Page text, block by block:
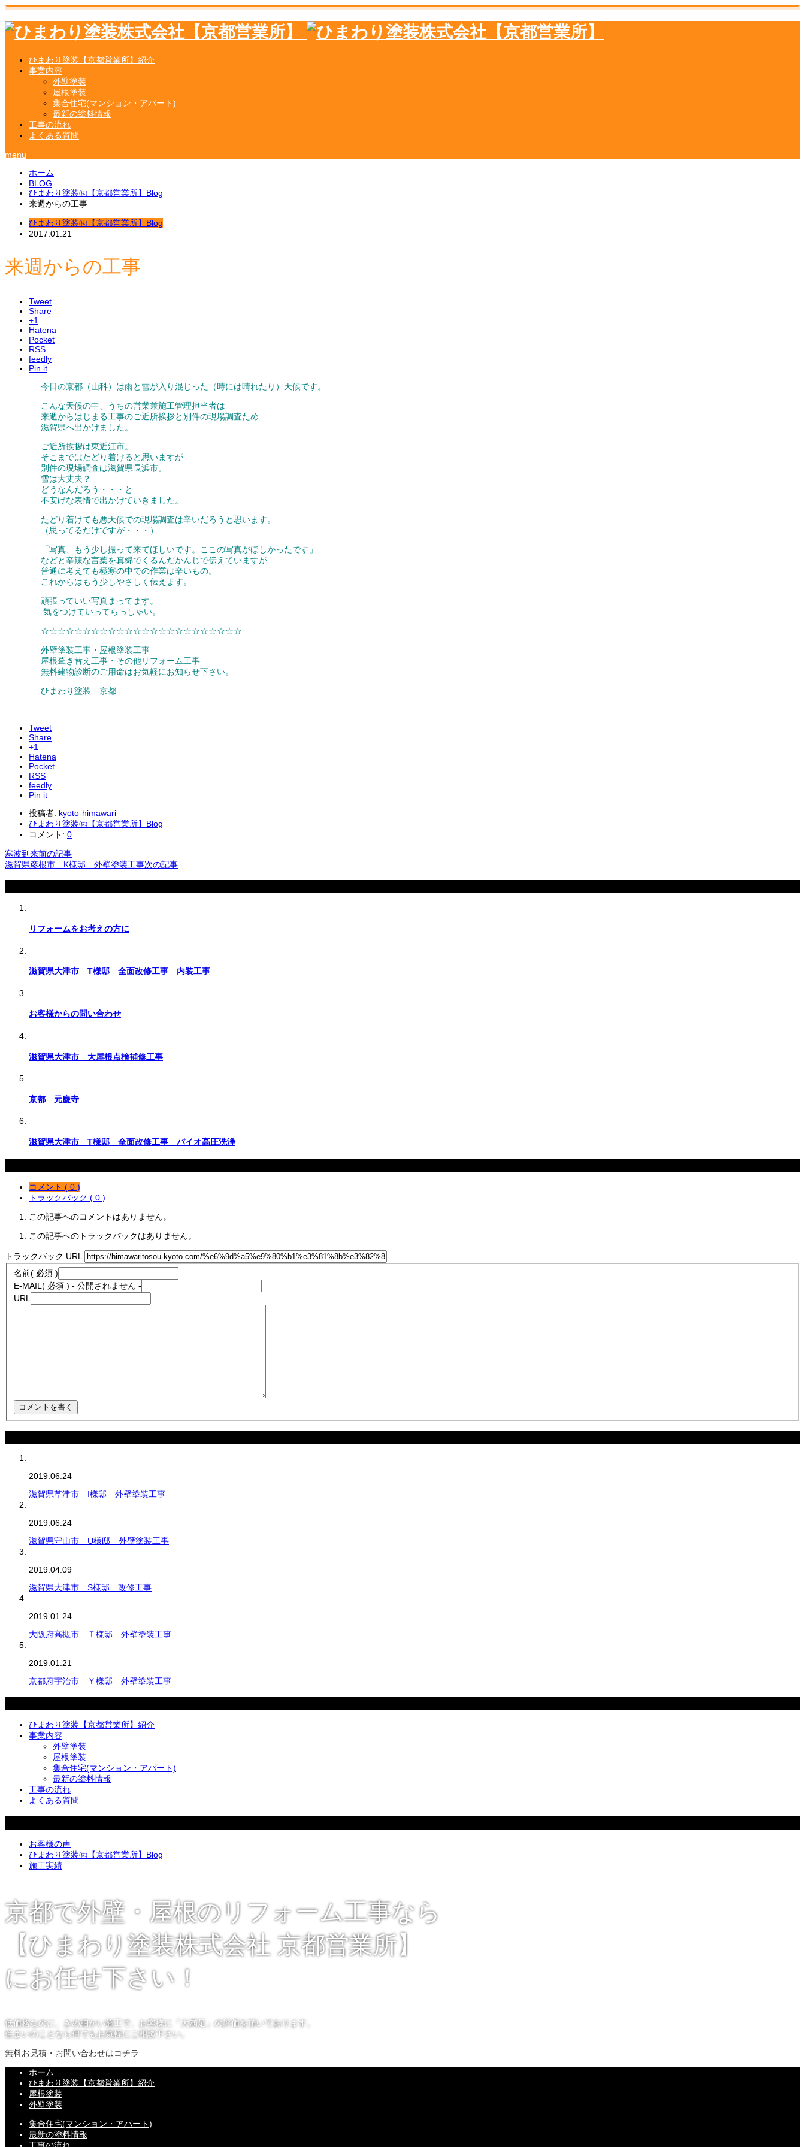
ひまわり塗装【京都営業所】紹介
事業内容
外壁塗装
屋根塗装
集合住宅(マンション・アパート)
最新の塗料情報
工事の流れ
よくある質問
menu
ホーム
BLOG
ひまわり塗装㈱【京都営業所】Blog
来週からの工事
ひまわり塗装㈱【京都営業所】Blog
2017.01.21
来週からの工事
Tweet
Share
+1
Hatena
Pocket
RSS
feedly
Pin it
今日の京都（山科）は雨と雪が入り混じった（時には晴れたり）天候です。
こんな天候の中、うちの営業兼施工管理担当者は
来週からはじまる工事のご近所挨拶と別件の現場調査ため
滋賀県へ出かけました。
ご近所挨拶は東近江市。
そこまではたどり着けると思いますが
別件の現場調査は滋賀県長浜市。
雪は大丈夫？
どうなんだろう・・・と
不安げな表情で出かけていきました。
たどり着けても悪天候での現場調査は辛いだろうと思います。
（思ってるだけですが・・・）
「写真、もう少し撮って来てほしいです。ここの写真がほしかったです」
などと辛辣な言葉を真綿でくるんだかんじで伝えていますが
普通に考えても極寒の中での作業は辛いもの。
これからはもう少しやさしく伝えます。
頑張っていい写真まってます。
気をつけていってらっしゃい。
☆☆☆☆☆☆☆☆☆☆☆☆☆☆☆☆☆☆☆☆☆☆☆☆
外壁塗装工事・屋根塗装工事
屋根葺き替え工事・その他リフォーム工事
無料建物診断のご用命はお気軽にお知らせ下さい。
ひまわり塗装 京都
Tweet
Share
+1
Hatena
Pocket
RSS
feedly
Pin it
投稿者: kyoto-himawari
ひまわり塗装㈱【京都営業所】Blog
コメント: 0
寒波到来前の記事
滋賀県彦根市 K様邸 外壁塗装工事次の記事
リフォームをお考えの方に
滋賀県大津市 T様邸 全面改修工事 内装工事
お客様からの問い合わせ
滋賀県大津市 大屋根点検補修工事
京都 元慶寺
滋賀県大津市 T様邸 全面改修工事 バイオ高圧洗浄
コメント ( 0 )
トラックバック ( 0 )
この記事へのコメントはありません。
この記事へのトラックバックはありません。
トラックバック URL
名前( 必須 )
E-MAIL ( 必須 ) - 公開されません -
URL
2019.06.24
滋賀県草津市 I様邸 外壁塗装工事
2019.06.24
滋賀県守山市 U様邸 外壁塗装工事
2019.04.09
滋賀県大津市 S様邸 改修工事
2019.01.24
大阪府高槻市 Ｔ様邸 外壁塗装工事
2019.01.21
京都府宇治市 Ｙ様邸 外壁塗装工事
ひまわり塗装【京都営業所】紹介
事業内容
外壁塗装
屋根塗装
集合住宅(マンション・アパート)
最新の塗料情報
工事の流れ
よくある質問
お客様の声
ひまわり塗装㈱【京都営業所】Blog
施工実績
京都で外壁・屋根のリフォーム工事なら
【ひまわり塗装株式会社 京都営業所】
にお任せ下さい！
低価格なのに、きめ細かい施工で、お客様に「大満足」の評価を頂いております。
住まいのことなら何でもお気軽にご相談下さい。
無料お見積・お問い合わせはコチラ
ホーム
ひまわり塗装【京都営業所】紹介
屋根塗装
外壁塗装
集合住宅(マンション・アパート)
最新の塗料情報